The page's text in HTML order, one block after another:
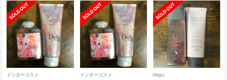
インターコスメ インターコスメ Hoyu